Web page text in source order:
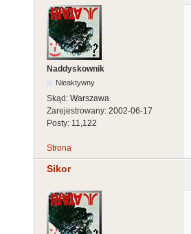
Naddyskownik
Nieaktywny
Skąd: Warszawa
Zarejestrowany: 2002-06-17
Posty: 11,122
Strona
Sikor